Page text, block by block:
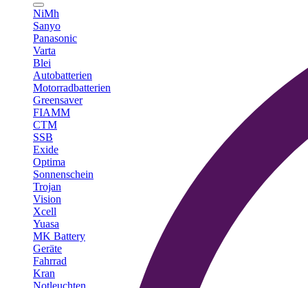
NiMh
Sanyo
Panasonic
Varta
Blei
Autobatterien
Motorradbatterien
Greensaver
FIAMM
CTM
SSB
Exide
Optima
Sonnenschein
Trojan
Vision
Xcell
Yuasa
MK Battery
Geräte
Fahrrad
Kran
Notleuchten